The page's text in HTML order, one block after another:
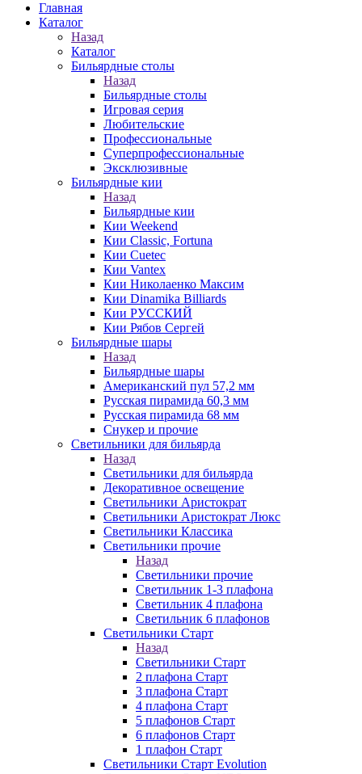
Главная
Каталог
Назад
Каталог
Бильярдные столы
Назад
Бильярдные столы
Игровая серия
Любительские
Профессиональные
Суперпрофессиональные
Эксклюзивные
Бильярдные кии
Назад
Бильярдные кии
Кии Weekend
Кии Classic, Fortuna
Кии Cuetec
Кии Vantex
Кии Николаенко Максим
Кии Dinamika Billiards
Кии РУССКИЙ
Кии Рябов Сергей
Бильярдные шары
Назад
Бильярдные шары
Американский пул 57,2 мм
Русская пирамида 60,3 мм
Русская пирамида 68 мм
Снукер и прочие
Светильники для бильярда
Назад
Светильники для бильярда
Декоративное освещение
Светильники Аристократ
Светильники Аристократ Люкс
Светильники Классика
Светильники прочие
Назад
Светильники прочие
Светильник 1-3 плафона
Светильник 4 плафона
Светильник 6 плафонов
Светильники Старт
Назад
Светильники Старт
2 плафона Старт
3 плафона Старт
4 плафона Старт
5 плафонов Старт
6 плафонов Старт
1 плафон Старт
Светильники Старт Evolution